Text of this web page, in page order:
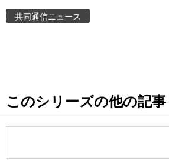
Images
お知らせ
公式SNS
共同通信ニュース
このシリーズの他の記事